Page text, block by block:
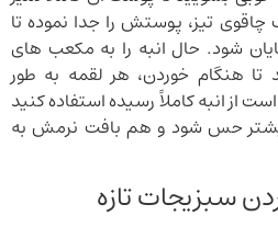
تیز، پوستش را جدا نموده تا
شود. حال انبه را به مکعب های
هنگام خوردن، هر لقمه به طور
از انبه کاملاً رسیده استفاده کنید
حس شود و هم بافت نرمش به
سبزیجات تازه